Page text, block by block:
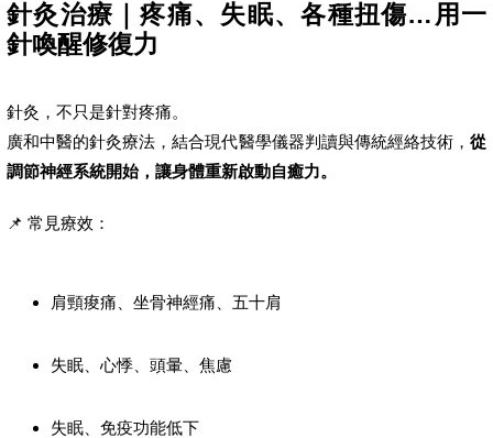
針灸治療｜疼痛、失眠、各種扭傷…用一
針喚醒修復力
針灸，不只是針對疼痛。
廣和中醫的針灸療法，結合現代醫學儀器判讀與傳統經絡技術， 從
調節神經系統開始，讓身體重新啟動自癒力。
📌 常見療效：
肩頸痠痛、坐骨神經痛、五十肩
失眠、心悸、頭暈、焦慮
失眠、免疫功能低下